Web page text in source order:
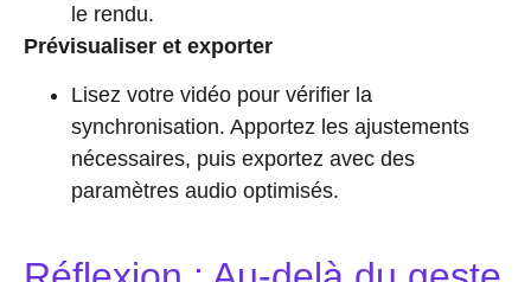
le rendu.
Prévisualiser et exporter
Lisez votre vidéo pour vérifier la
synchronisation. Apportez les ajustements
nécessaires, puis exportez avec des
paramètres audio optimisés.